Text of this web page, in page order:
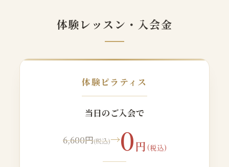
体験レッスン・入会金
体験ピラティス
当日のご入会で
6,600円(税込)→0円 (税込)